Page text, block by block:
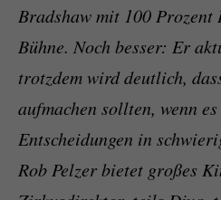
Bradshaw mit 100 Prozent
Bühne. Noch besser: Er
trotzdem wird deutlich,
aufmachen sollten, wenn
Entscheidungen in
Rob Pelzer bietet großes